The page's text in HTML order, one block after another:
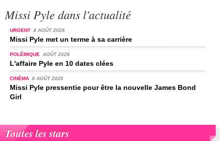
Missi Pyle dans l'actualité
URGENT 8 AOÛT 2026
Missi Pyle met un terme à sa carrière
POLÉMIQUE AOÛT 2026
L'affaire Pyle en 10 dates clées
CINÉMA 8 AOÛT 2026
Missi Pyle pressentie pour être la nouvelle James Bond
Girl
Toutes les stars